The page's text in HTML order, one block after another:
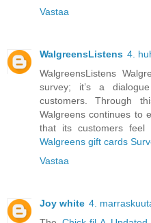
Vastaa
WalgreensListens 4.
WalgreensListens
survey; it’s a
customers. Through
Walgreens continues to
that its customers feel
Walgreens gift cards
Vastaa
Joy white 4.